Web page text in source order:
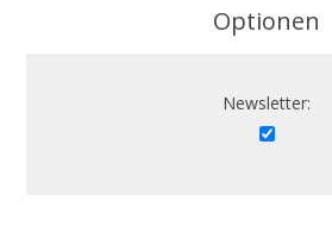
Optionen
Newsletter: